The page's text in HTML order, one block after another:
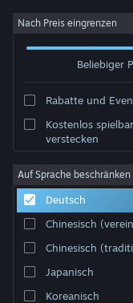
Anmelden
Info
Support
Sprache ändern
Steam-Mobile-App
Nach Preis eingrenzen
Beliebiger
Rabatte und
Kostenlos
verstecken
Auf Sprache beschränken
Deutsch
Chinesisch
Chinesisch
Japanisch
Koreanisch
Entwickler: Jok
Sortieren nach Relevanz
0 Ergebnisse
Ihrer Einstellungen